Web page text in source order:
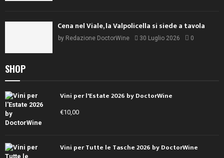
Cena nel Viale, la Valpolicella si siede a tavola
by Redazione DoctorWine 30 Luglio 2026 0
SHOP
Vini per l'Estate 2026 by DoctorWine
€10,00
Vini per Tutte le Tasche 2026 by DoctorWine